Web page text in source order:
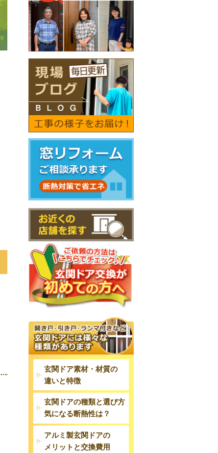
玄関ドア素材・材質の
違いと特徴
玄関ドアの種類と選び方
気になる断熱性は？
アルミ製玄関ドアの
メリットと交換費用